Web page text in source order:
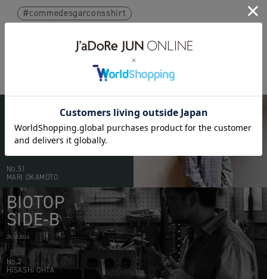
commedesgarconsshirt
BIOTOP
PEOPLE
20.05.2026
No.51
MARI OKAMOTO
BIOTOP
SIDE-B
28.10.2024
No.2
HISASHI OHTA